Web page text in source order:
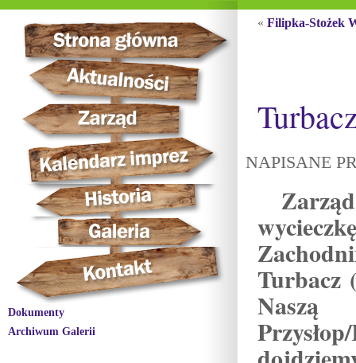
« Filipka-Stożek
NAPISANE
Turbacz
Naszą
Dokumenty
Archiwum Galerii